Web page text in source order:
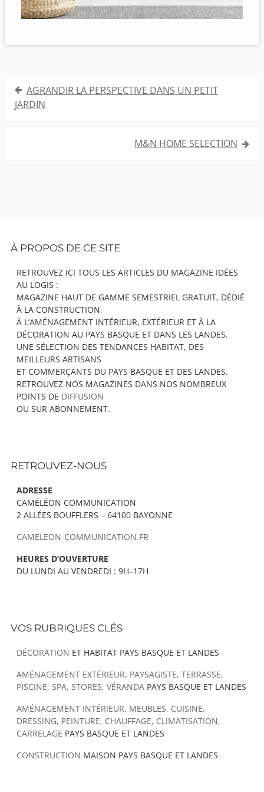
Navigation
de
AGRANDIR LA PERSPECTIVE DANS UN PETIT
JARDIN
M&N HOME SELECTION
Content
À PROPOS DE CE SITE
RETROUVEZ ICI TOUS LES ARTICLES DU MAGAZINE IDÉES
AU LOGIS :
MAGAZINE HAUT DE GAMME SEMESTRIEL GRATUIT, DÉDIÉ
À LA CONSTRUCTION,
À L’AMÉNAGEMENT INTÉRIEUR, EXTÉRIEUR ET À LA
DÉCORATION AU PAYS BASQUE ET DANS LES LANDES.
UNE SÉLECTION DES TENDANCES HABITAT, DES
MEILLEURS ARTISANS
ET COMMERÇANTS DU PAYS BASQUE ET DES LANDES.
RETROUVEZ NOS MAGAZINES DANS NOS NOMBREUX
POINTS DE DIFFUSION
OU SUR ABONNEMENT.
RETROUVEZ-NOUS
ADRESSE
CAMÉLÉON COMMUNICATION
2 ALLÉES BOUFFLERS – 64100 BAYONNE
CAMELEON-COMMUNICATION.FR
HEURES D’OUVERTURE
DU LUNDI AU VENDREDI : 9H–17H
VOS RUBRIQUES CLÉS
DÉCORATION ET HABITAT PAYS BASQUE ET LANDES
AMÉNAGEMENT EXTÉRIEUR, PAYSAGISTE, TERRASSE,
PISCINE, SPA, STORES, VÉRANDA PAYS BASQUE ET LANDES
AMÉNAGEMENT INTÉRIEUR, MEUBLES, CUISINE,
DRESSING, PEINTURE, CHAUFFAGE, CLIMATISATION,
CARRELAGE PAYS BASQUE ET LANDES
CONSTRUCTION MAISON PAYS BASQUE ET LANDES